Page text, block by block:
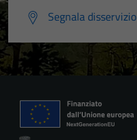
Segnala disservizio